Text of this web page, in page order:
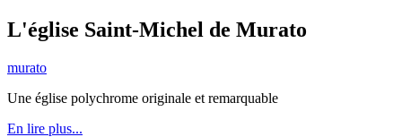
L'église Saint-Michel de Murato
murato
Une église polychrome originale et remarquable
En lire plus...